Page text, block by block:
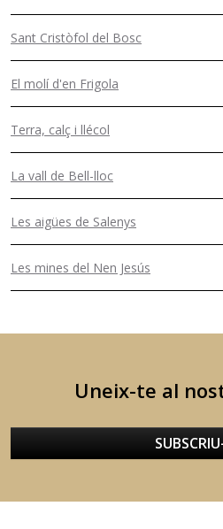
Sant Cristòfol del Bosc
El molí d'en Frigola
Terra, calç i llécol
La vall de Bell-lloc
Les aigües de Salenys
Les mines del Nen Jesús
Uneix-te al